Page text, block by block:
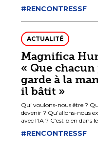
être jugée sur des critères
#RENCONTRESSF
ACTUALITÉ
Magnifica
« Que
garde à la
il bâtit »
Qui voulons-nous être ?
devenir ? Qu’allons-nous
avec l’IA ? C’est bien dans
choix premier : entre « une
#RENCONTRESSF